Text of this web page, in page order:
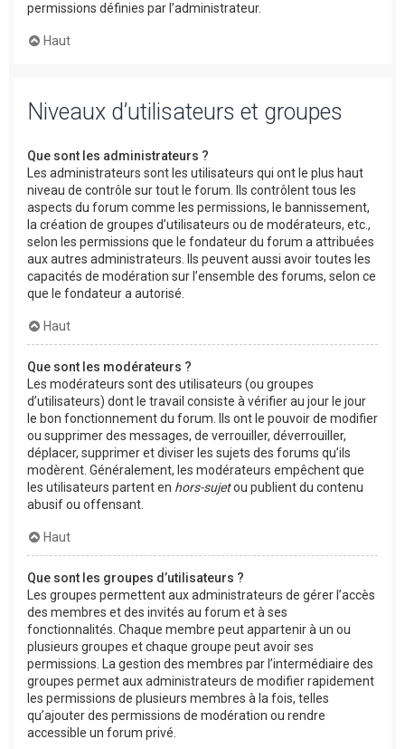
permissions définies par l’administrateur.
Haut
Niveaux d’utilisateurs et groupes
Que sont les administrateurs ?
Les administrateurs sont les utilisateurs qui ont le plus haut
niveau de contrôle sur tout le forum. Ils contrôlent tous les
aspects du forum comme les permissions, le bannissement,
la création de groupes d’utilisateurs ou de modérateurs, etc.,
selon les permissions que le fondateur du forum a attribuées
aux autres administrateurs. Ils peuvent aussi avoir toutes les
capacités de modération sur l’ensemble des forums, selon ce
que le fondateur a autorisé.
Haut
Que sont les modérateurs ?
Les modérateurs sont des utilisateurs (ou groupes
d’utilisateurs) dont le travail consiste à vérifier au jour le jour
le bon fonctionnement du forum. Ils ont le pouvoir de modifier
ou supprimer des messages, de verrouiller, déverrouiller,
déplacer, supprimer et diviser les sujets des forums qu’ils
modèrent. Généralement, les modérateurs empêchent que
les utilisateurs partent en hors-sujetou publient du contenu
abusif ou offensant.
Haut
Que sont les groupes d’utilisateurs ?
Les groupes permettent aux administrateurs de gérer l’accès
des membres et des invités au forum et à ses
fonctionnalités. Chaque membre peut appartenir à un ou
plusieurs groupes et chaque groupe peut avoir ses
permissions. La gestion des membres par l’intermédiaire des
groupes permet aux administrateurs de modifier rapidement
les permissions de plusieurs membres à la fois, telles
qu’ajouter des permissions de modération ou rendre
accessible un forum privé.